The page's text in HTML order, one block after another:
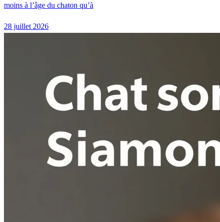
moins à l’âge du chaton qu’à
28 juillet 2026